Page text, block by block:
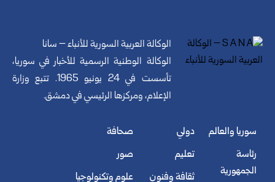
الوكالة العربية السورية للأنباء – سانا
الوكالة الوطنية الرسمية للأخبار في سوريا،
تأسست في 24 يونيو 1965. تتبع وزارة
الإعلام، ومركزها الرئيسي في دمشق.
سوريا والعالم
رئاسة
الجمهورية
دولي
تعليم
ثقافة وفنون
صحافة
صور
علوم وتكنولوجيا